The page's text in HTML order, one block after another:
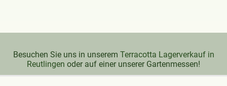
Besuchen Sie uns in unserem Terracotta Lagerverkauf in
Reutlingen oder auf einer unserer Gartenmessen!